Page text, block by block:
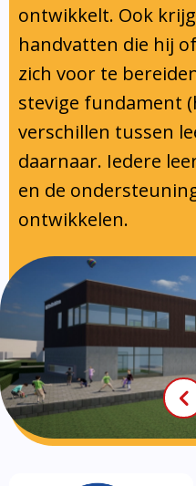
ontwikkelt. Ook
handvatten die hij
zich voor te
stevige fundament
verschillen tussen
daarnaar. Iedere
en de
ontwikkelen.